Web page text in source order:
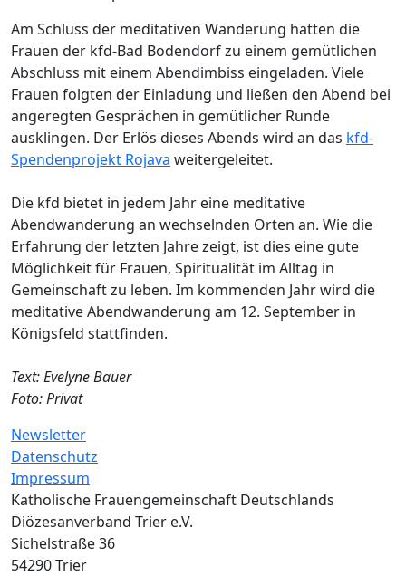
Am Schluss der meditativen Wanderung hatten die
Frauen der kfd-Bad Bodendorf zu einem gemütlichen
Abschluss mit einem Abendimbiss eingeladen. Viele
Frauen folgten der Einladung und ließen den Abend bei
angeregten Gesprächen in gemütlicher Runde
ausklingen. Der Erlös dieses Abends wird an das kfd-
Spendenprojekt Rojava weitergeleitet.
Die kfd bietet in jedem Jahr eine meditative
Abendwanderung an wechselnden Orten an. Wie die
Erfahrung der letzten Jahre zeigt, ist dies eine gute
Möglichkeit für Frauen, Spiritualität im Alltag in
Gemeinschaft zu leben. Im kommenden Jahr wird die
meditative Abendwanderung am 12. September in
Königsfeld stattfinden.
Text: Evelyne Bauer
Foto: Privat
Newsletter
Datenschutz
Impressum
Katholische Frauengemeinschaft Deutschlands
Diözesanverband Trier e.V.
Sichelstraße 36
54290 Trier